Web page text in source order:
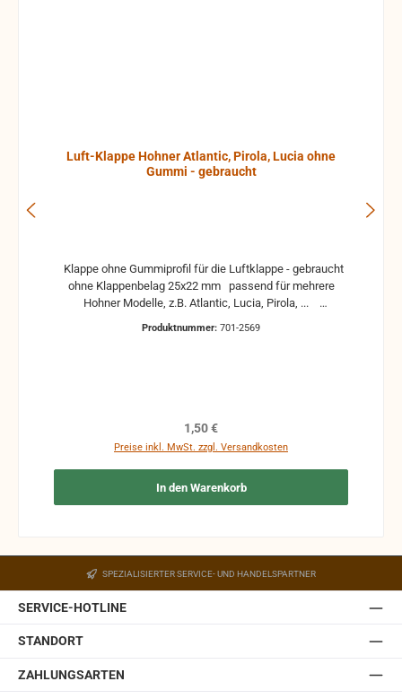
Luft-Klappe Hohner Atlantic, Pirola, Lucia ohne
Gummi - gebraucht
ohne Klappenbelag 25x22 mm passend für mehrere
Hohner Modelle, z.B. Atlantic, Lucia, Pirola, ...
gebrauchte Teile können optische Beschädigungen
Funktion nicht mehr gewährleistet werden und die
Produktnummer: 701-2569
Regulärer Preis:
1,50 €
Preise inkl. MwSt. zzgl. Versandkosten
In den Warenkorb
SPEZIALISIERTER SERVICE- UND HANDELSPARTNER
SERVICE-HOTLINE
STANDORT
ZAHLUNGSARTEN